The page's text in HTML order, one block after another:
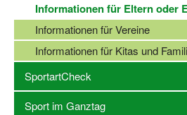
Sportanlagen in Dortmund
Olympiabewerbung
Kinderschutz im Sport
Fördermöglichkeiten
Informationen für Eltern oder
Informationen für Vereine
Informationen für Kitas und
SportartCheck
Sport im Ganztag